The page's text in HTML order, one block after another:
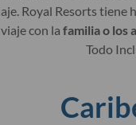
Royal Resorts
con la familia o los
Todo